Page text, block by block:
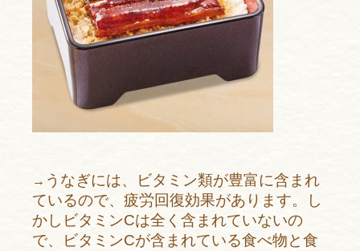
→ うなぎには、ビタミン類が豊富に含まれ
ているので、疲労回復効果があります。し
かしビタミンCは全く含まれていないの
で、ビタミンCが含まれている食べ物と食